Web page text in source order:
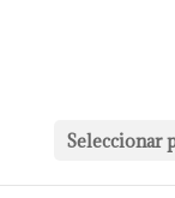
Seleccionar